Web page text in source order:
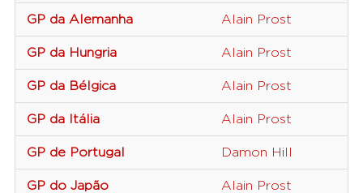
GP da Alemanha Alain Prost
GP da Hungria Alain Prost
GP da Bélgica Alain Prost
GP da Itália Alain Prost
GP de Portugal Damon Hill
GP do Japão Alain Prost